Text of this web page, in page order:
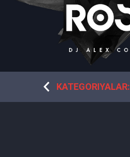
KATEGORIYALAR:
O'zbek musiqa Fitness raqsi